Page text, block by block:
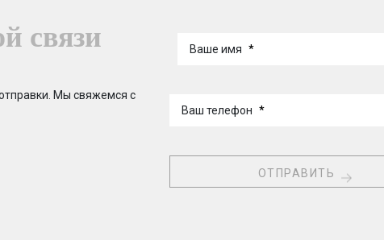
связи
Мы свяжемся с
Ваше имя *
Ваш телефон *